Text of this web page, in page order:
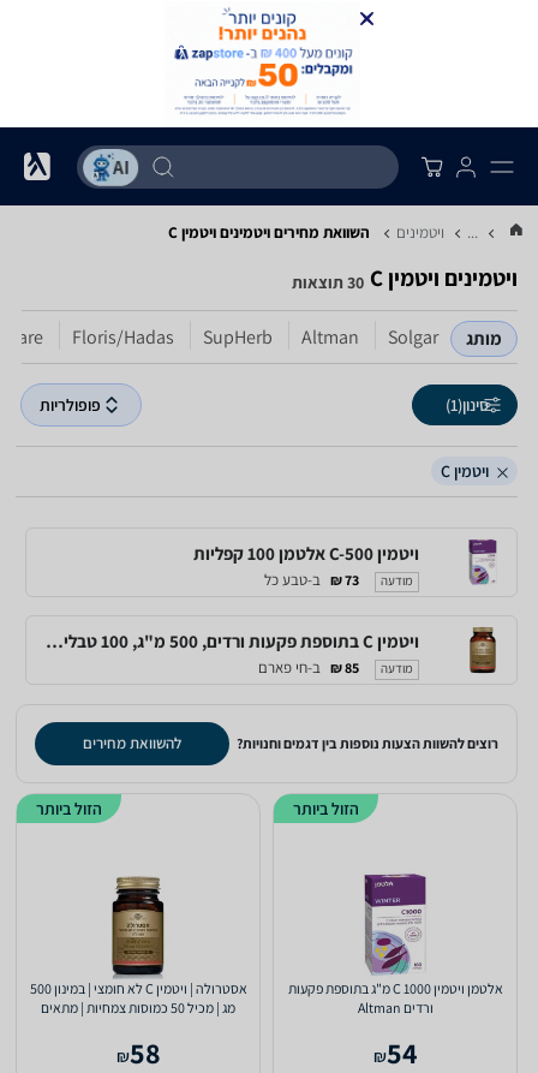
... ויטמינים השוואת מחירים ויטמינים ‏ויטמין C
ויטמינים ‏ויטמין C 30 תוצאות
מותג Solgar
Altman
SupHerb
Floris/Hadas
Care
סינון(1) פופולריות
ויטמין C
ויטמין C-500 אלטמן 100 קפליות
מודעה 73 ₪ ב-טבע כל
ויטמין C בתוספת פקעות ורדים, 500 מ"ג, 100 טבליות, סולגאר
מודעה 85 ₪ ב-חי פארם
רוצים להשוות הצעות נוספות בין דגמים וחנויות? להשוואת מחירים
אלטמן ויטמין C 1000 מ"ג בתוספת פקעות
ורדים Altman
54
₪
הזול ביותר
אסטרולה | ויטמין C לא חומצי | במינון 500
מג | מכיל 50 כמוסות צמחיות | מתאים
58
₪
הזול ביותר